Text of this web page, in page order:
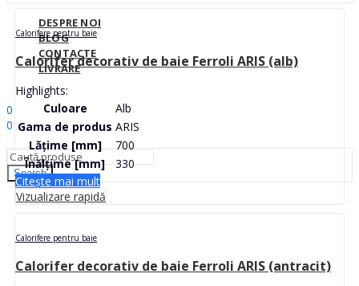
DESPRE NOI
BLOG
CONTACTE
LIVRARE
Hello, Sign In
0
0
MDL
Search
Calorifere pentru baie
Calorifer decorativ de baie Ferroli ARIS (alb)
Highlights:
Culoare
Alb
Gama de produs ARIS
Lățime [mm]
700
Înălțime [mm]
330
Citește mai mult
Vizualizare rapidă
Calorifere pentru baie
Calorifer decorativ de baie Ferroli ARIS (antracit)